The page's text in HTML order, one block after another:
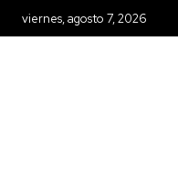
viernes, agosto 7, 2026